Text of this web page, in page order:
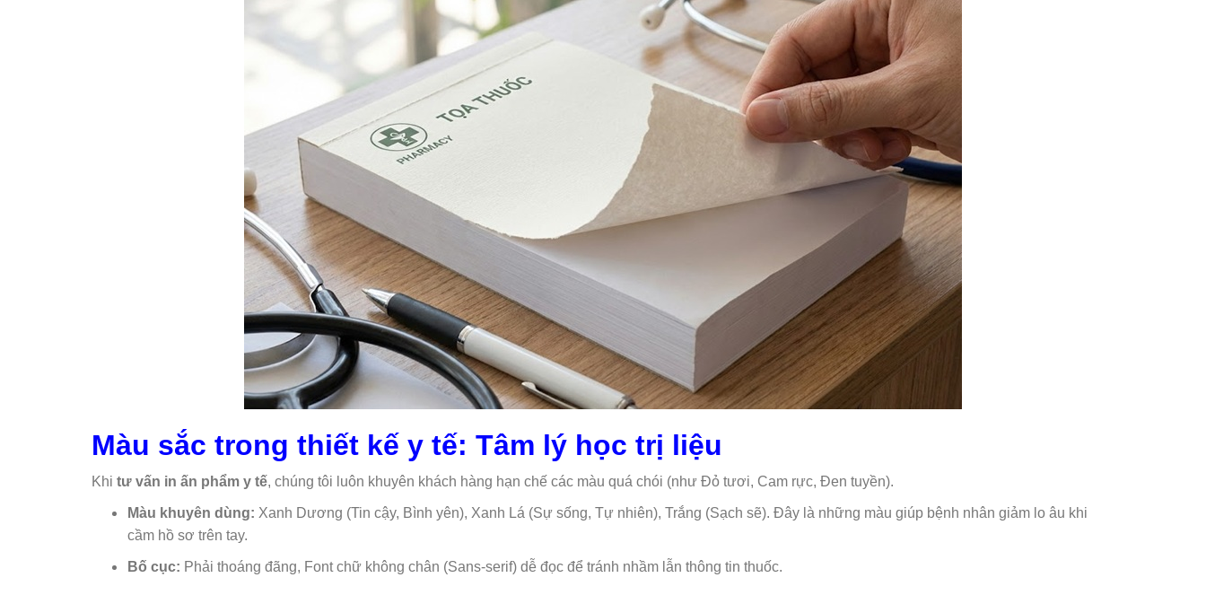
Màu sắc trong thiết kế y tế: Tâm lý học trị liệu
Khi tư vấn in ấn phẩm y tế, chúng tôi luôn khuyên khách hàng hạn chế các màu quá chói (như Đỏ tươi, Cam rực, Đen tuyền).
Màu khuyên dùng: Xanh Dương (Tin cậy, Bình yên), Xanh Lá (Sự sống, Tự nhiên), Trắng (Sạch sẽ). Đây là những màu giúp bệnh nhân giảm lo âu khi
cầm hồ sơ trên tay.
Bố cục: Phải thoáng đãng, Font chữ không chân (Sans-serif) dễ đọc để tránh nhầm lẫn thông tin thuốc.